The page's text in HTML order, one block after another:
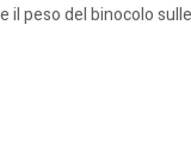
peso del binocolo